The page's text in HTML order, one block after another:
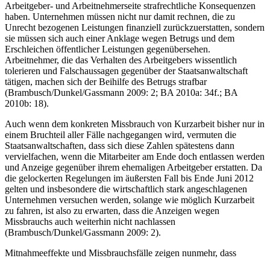
Dabei kann der aufgedeckte Missbrauch von Kurzarbeit für
Arbeitgeber- und Arbeitnehmerseite strafrechtliche Konsequenzen
haben. Unternehmen müssen nicht nur damit rechnen, die zu
Unrecht bezogenen Leistungen finanziell zurückzuerstatten, sondern
sie müssen sich auch einer Anklage wegen Betrugs und dem
Erschleichen öffentlicher Leistungen gegenübersehen.
Arbeitnehmer, die das Verhalten des Arbeitgebers wissentlich
tolerieren und Falschaussagen gegenüber der Staatsanwaltschaft
tätigen, machen sich der Beihilfe des Betrugs strafbar
(Brambusch/Dunkel/Gassmann 2009: 2; BA 2010a: 34f.; BA
Auch wenn dem konkreten Missbrauch von Kurzarbeit bisher nur in
einem Bruchteil aller Fälle nachgegangen wird, vermuten die
Staatsanwaltschaften, dass sich diese Zahlen spätestens dann
vervielfachen, wenn die Mitarbeiter am Ende doch entlassen werden
und Anzeige gegenüber ihrem ehemaligen Arbeitgeber erstatten. Da
die gelockerten Regelungen im äußersten Fall bis Ende Juni 2012
gelten und insbesondere die wirtschaftlich stark angeschlagenen
Unternehmen versuchen werden, solange wie möglich Kurzarbeit
zu fahren, ist also zu erwarten, dass die Anzeigen wegen
Missbrauchs auch weiterhin nicht nachlassen